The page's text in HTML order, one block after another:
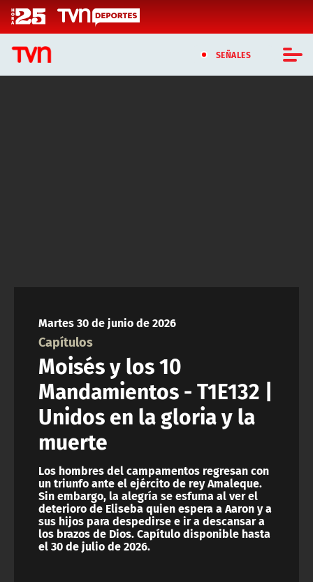
Click acá para ir directamente al contenido
SEÑALES
ACTUALIDAD Y TENDENCIAS
CORPORATIVO Y TRANSPARENCIA
CANAL DE DENUNCIAS
ÁREA DE PROYECTOS
Martes 30 de junio de 2026
Capítulos
Moisés y los 10
Mandamientos - T1E132 |
Unidos en la gloria y la
muerte
Los hombres del campamentos regresan con
un triunfo ante el ejército de rey Amaleque.
Sin embargo, la alegría se esfuma al ver el
deterioro de Eliseba quien espera a Aaron y a
sus hijos para despedirse e ir a descansar a
los brazos de Dios. Capítulo disponible hasta
el 30 de julio de 2026.